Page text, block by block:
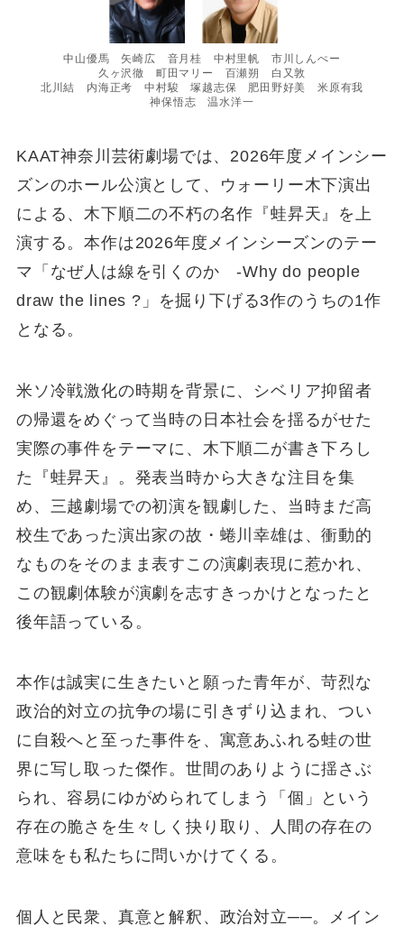
中山優馬 矢崎広 音月桂 中村里帆 市川しんぺー
久ヶ沢徹 町田マリー 百瀬朔 白又敦
北川結 内海正考 中村駿 塚越志保 肥田野好美 米原有我
神保悟志 温水洋一
KAAT神奈川芸術劇場では、2026年度メインシー
ズンのホール公演として、ウォーリー木下演出
による、木下順二の不朽の名作『蛙昇天』を上
演する。本作は2026年度メインシーズンのテー
マ「なぜ人は線を引くのか -Why do people
draw the lines ?」を掘り下げる3作のうちの1作
となる。
米ソ冷戦激化の時期を背景に、シベリア抑留者
の帰還をめぐって当時の日本社会を揺るがせた
実際の事件をテーマに、木下順二が書き下ろし
た『蛙昇天』。発表当時から大きな注目を集
め、三越劇場での初演を観劇した、当時まだ高
校生であった演出家の故・蜷川幸雄は、衝動的
なものをそのまま表すこの演劇表現に惹かれ、
この観劇体験が演劇を志すきっかけとなったと
後年語っている。
本作は誠実に生きたいと願った青年が、苛烈な
政治的対立の抗争の場に引きずり込まれ、つい
に自殺へと至った事件を、寓意あふれる蛙の世
界に写し取った傑作。世間のありように揺さぶ
られ、容易にゆがめられてしまう「個」という
存在の脆さを生々しく抉り取り、人間の存在の
意味をも私たちに問いかけてくる。
個人と民衆、真意と解釈、政治対立──。メイン